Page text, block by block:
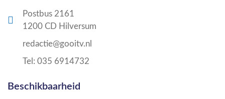
Postbus 2161
1200 CD Hilversum
redactie@gooitv.nl
Tel: 035 6914732
Beschikbaarheid